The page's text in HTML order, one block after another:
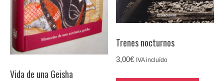
Vida de una Geisha
Trenes nocturnos
3,00€ IVA incluído